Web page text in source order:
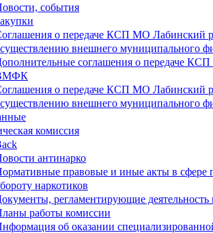
события
о передаче КСП МО Лабинский
внешнего муниципального
соглашения о передаче
о передаче КСП МО Лабинский
внешнего муниципального
комиссия
антинарко
правовые и иные акты в сфере
наркотиков
регламентирующие деятельность
работы комиссии
об оказании